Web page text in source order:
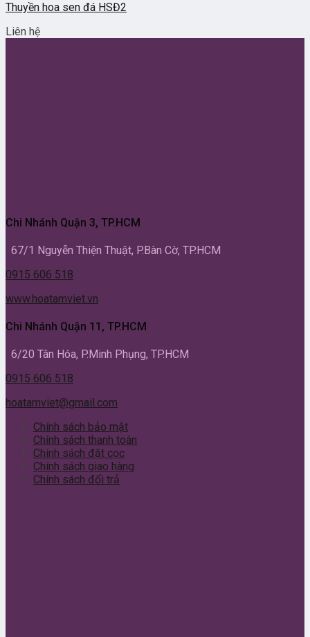
Thuyền hoa sen đá HSĐ2
Liên hệ
Chi Nhánh Quận 3, TP.HCM
67/1 Nguyễn Thiện Thuật, P.Bàn Cờ, TP.HCM
0915 606 518
www.hoatamviet.vn
Chi Nhánh Quận 11, TP.HCM
6/20 Tân Hóa, P.Minh Phụng, TP.HCM
0915 606 518
hoatamviet@gmail.com
Chính sách bảo mật
Chính sách thanh toán
Chính sách đặt cọc
Chính sách giao hàng
Chính sách đổi trả